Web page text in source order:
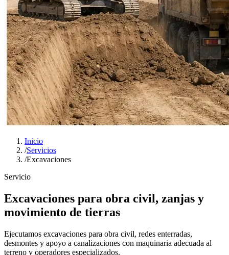
Inicio
/Servicios
/Excavaciones
Servicio
Excavaciones para obra civil, zanjas y
movimiento de tierras
Ejecutamos excavaciones para obra civil, redes enterradas,
desmontes y apoyo a canalizaciones con maquinaria adecuada al
terreno y operadores especializados.